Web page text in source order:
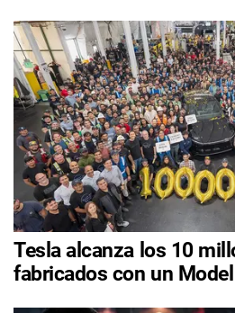
Tesla alcanza los 10
fabricados con un